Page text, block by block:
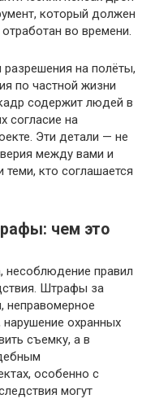
который должен
во времени.
на полёты,
по частной жизни
содержит людей в
согласие на
Эти детали — не
между вами и
кто соглашается
чем это
несоблюдение правил
Штрафы за
неправомерное
нарушение охранных
съемку, а в
особенно с
могут